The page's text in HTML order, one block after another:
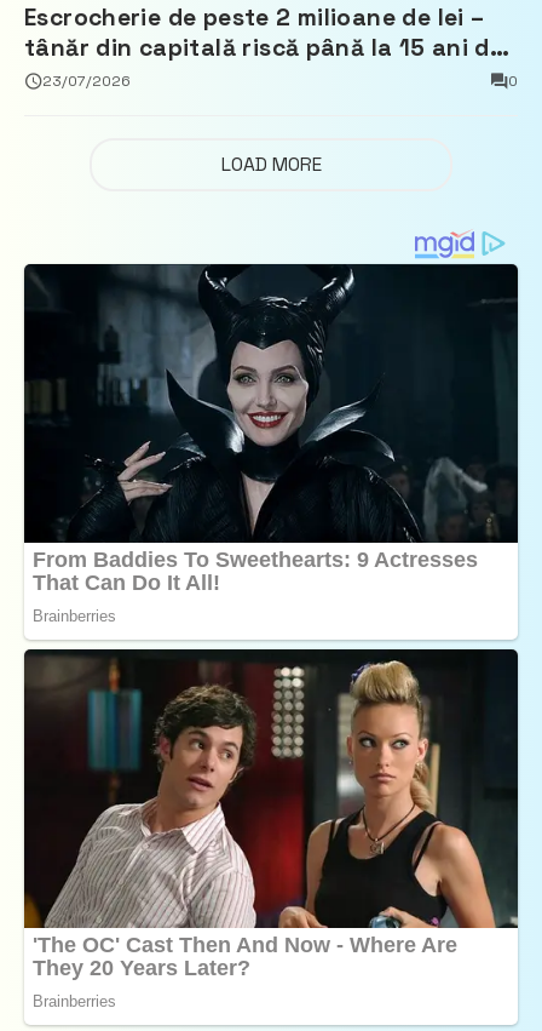
Escrocherie de peste 2 milioane de lei –
tânăr din capitală riscă până la 15 ani de
închisoare
23/07/2026 0
LOAD MORE